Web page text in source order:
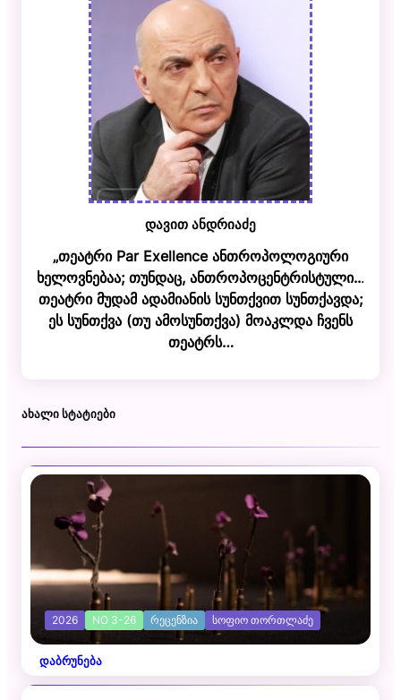
დავით ანდრიაძე
„თეატრი Par Exellence ანთროპოლოგიური
ხელოვნებაა; თუნდაც, ანთროპოცენტრისტული...
თეატრი მუდამ ადამიანის სუნთქვით სუნთქავდა;
ეს სუნთქვა (თუ ამოსუნთქვა) მოაკლდა ჩვენს
თეატრს…
ᲐᲮᲐᲚᲘ ᲡᲢᲐᲢᲘᲔᲑᲘ
2026 NO 3-26 ᲠᲔᲪᲔᲜᲖᲘᲐ ᲡᲝᲤᲘᲝ ᲗᲝᲠᲗᲚᲐᲫᲔ
დაბრუნება